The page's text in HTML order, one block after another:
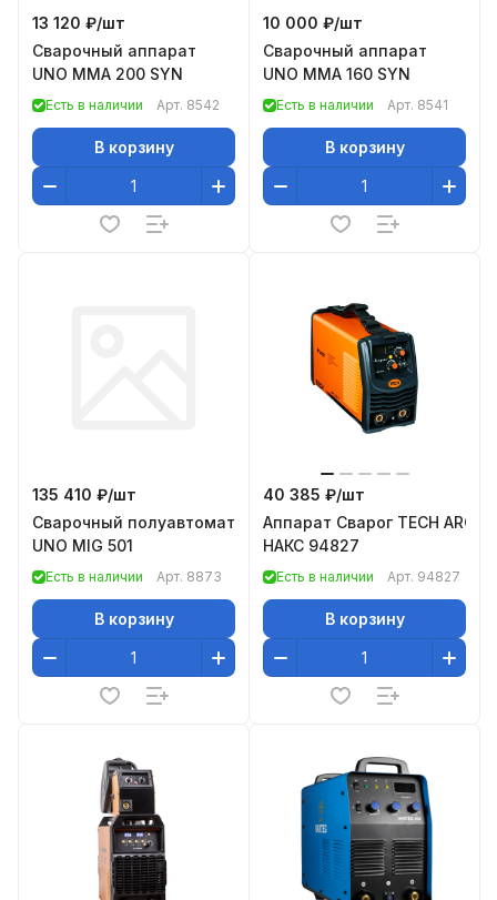
13 120 ₽/шт
Сварочный аппарат
UNO MMA 200 SYN
Есть в наличии Арт. 8542
В корзину
10 000 ₽/шт
Сварочный аппарат
UNO MMA 160 SYN
Есть в наличии Арт. 8541
В корзину
135 410 ₽/шт
Сварочный полуавтомат
UNO MIG 501
Есть в наличии Арт. 8873
В корзину
40 385 ₽/шт
Аппарат Сварог TECH ARC
НАКС 94827
Есть в наличии Арт. 94827
В корзину